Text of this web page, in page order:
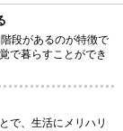
段があるのが特徴で
で暮らすことができ
で、生活にメリハリ